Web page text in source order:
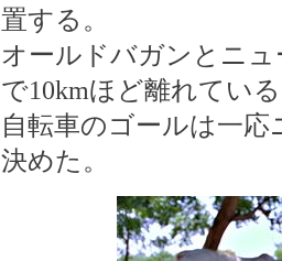
置する。
オールドバガンとニ
で10kmほど離れてい
自転車のゴールは一
決めた。